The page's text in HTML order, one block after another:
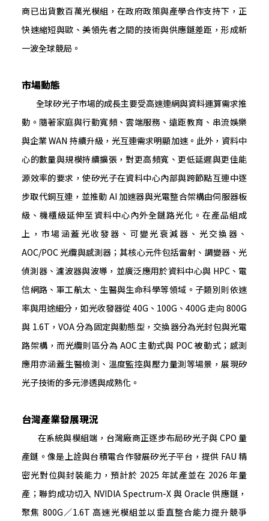
商已出貨數百萬光模組，在政府政策與產學合作支持下，正
快速縮短與歐、美領先者之間的技術與供應鏈差距，形成新
一波全球競局。
市場動態
全球矽光子市場的成長主要受高速連網與資料運算需求推
動。隨著家庭與行動寬頻、雲端服務、遠距教育、串流娛樂
與企業 WAN 持續升級，光互連需求明顯加速。此外，資料中
心的數量與規模持續擴張，對更高頻寬、更低延遲與更佳能
源效率的要求，使矽光子在資料中心內部與跨節點互連中逐
步取代銅互連，並推動 AI 加速器與光電整合架構由伺服器板
級、機櫃級延伸至資料中心內外全鏈路光化。在產品組成
上，市場涵蓋光收發器、可變光衰減器、光交換器、
AOC/POC 光纜與感測器；其核心元件包括雷射、調變器、光
偵測器、濾波器與波導，並廣泛應用於資料中心與 HPC、電
信網路、軍工航太、生醫與生命科學等領域。子類別則依速
率與用途細分，如光收發器從 40G、100G、400G 走向 800G
與 1.6T，VOA 分為固定與動態型，交換器分為光封包與光電
路架構，而光纜則區分為 AOC 主動式與 POC 被動式；感測
應用亦涵蓋生醫檢測、溫度監控與壓力量測等場景，展現矽
光子技術的多元滲透與成熟化。
台灣產業發展現況
在系統與模組端，台灣廠商正逐步布局矽光子與 CPO 量
產鏈。像是上詮與台積電合作發展矽光子平台，提供 FAU 精
密光對位與封裝能力，預計於 2025 年試產並在 2026 年量
產；聯鈞成功切入 NVIDIA Spectrum-X 與 Oracle 供應鏈，
聚焦 800G／1.6T 高速光模組並以垂直整合能力提升競爭